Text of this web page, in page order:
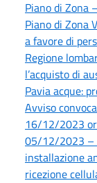
Piano di Zona
Piano di Zona
a favore di
Regione
l’acquisto di
Pavia acque:
Avviso
16/12/2023
05/12/2023 –
installazione
ricezione